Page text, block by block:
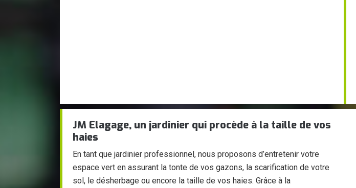
JM Elagage, un jardinier qui procède à la taille de vos
haies
En tant que jardinier professionnel, nous proposons d’entretenir votre
espace vert en assurant la tonte de vos gazons, la scarification de votre
sol, le désherbage ou encore la taille de vos haies. Grâce à la